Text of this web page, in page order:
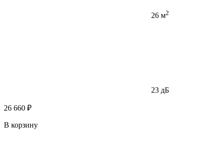
26 м2
23 дБ
26 660 ₽
В корзину